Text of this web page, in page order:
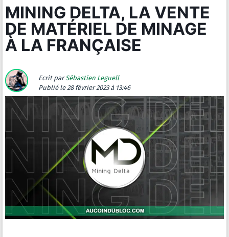
MINING DELTA, LA VENTE
DE MATÉRIEL DE MINAGE
À LA FRANÇAISE
Ecrit parSébastien Leguell
Publié le 28 février 2023 à 13:46